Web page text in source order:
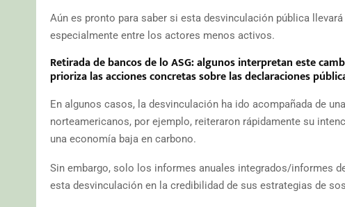
Aún es pronto para saber si esta desvinculación pública
especialmente entre los actores menos activos.
Retirada de bancos de lo ASG: algunos interpretan este
prioriza las acciones concretas sobre las declaraciones
En algunos casos, la desvinculación ha ido acompañada de
norteamericanos, por ejemplo, reiteraron rápidamente su
una economía baja en carbono.
Sin embargo, solo los informes anuales integrados/informes
esta desvinculación en la credibilidad de sus estrategias de